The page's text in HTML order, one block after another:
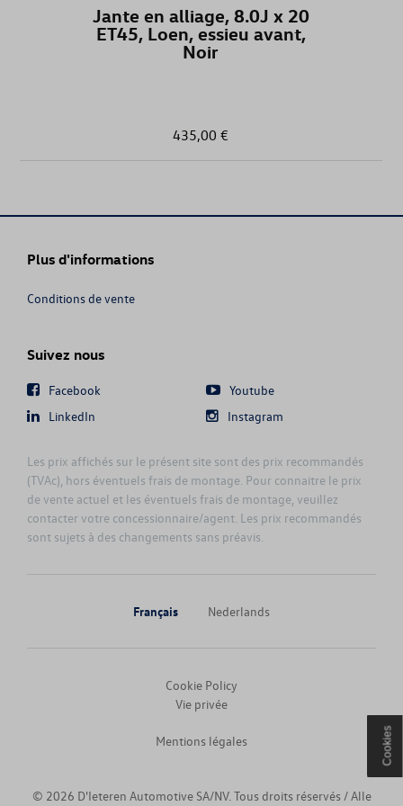
GOLF (UNIQUEMENT DE STOCK)
GOLF VARIANT
GOLF VARIANT (UNIQUEMENT DE ST
GRAND CALIFORNIA
ID. BUZZ
ID. BUZZ CARGO
ID.4
ID.7 TOURER
JETTA
Jante en alliage, 8.0J x 20
ET45, Loen, essieu avant,
Noir
435,00 €
Plus d'informations
Conditions de vente
Suivez nous
Facebook
Youtube
LinkedIn
Instagram
Les prix affichés sur le présent site sont des prix recommandés
(TVAc), hors éventuels frais de montage. Pour connaitre le prix
de vente actuel et les éventuels frais de montage, veuillez
contacter votre concessionnaire/agent. Les prix recommandés
sont sujets à des changements sans préavis.
Mentions légales
Cookie Policy
Vie privée
Français Nederlands
© 2026 D'Ieteren Automotive SA/NV. Tous droits réservés / Alle
Cookies